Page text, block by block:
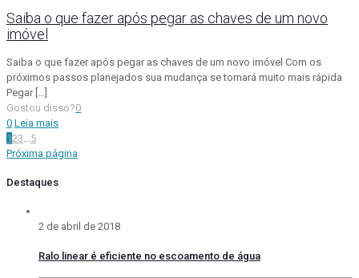
Saiba o que fazer após pegar as chaves de um novo
imóvel
Saiba o que fazer após pegar as chaves de um novo imóvel Com os
próximos passos planejados sua mudança se tornará muito mais rápida
Pegar[…]
Gostou disso?0
0 Leia mais
123
5
Próxima página
Destaques
2 de abril de 2018
Ralo linear é eficiente no escoamento de água